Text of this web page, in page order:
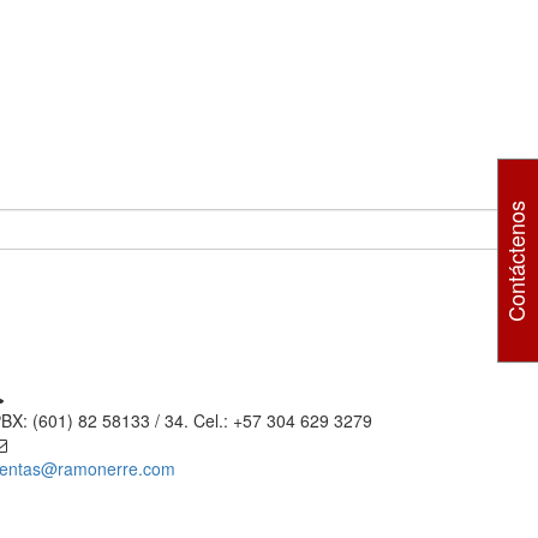
(601) 82 58133 / 34. Cel.: +57 304 629 3279
Contáctenos